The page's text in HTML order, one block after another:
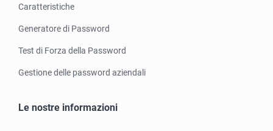
Caratteristiche
Generatore di Password
Test di Forza della Password
Gestione delle password aziendali
Le nostre informazioni